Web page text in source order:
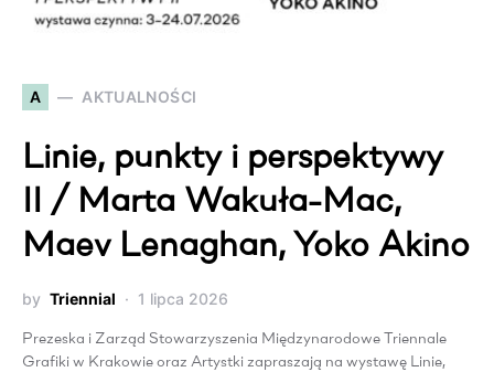
A AKTUALNOŚCI
Linie, punkty i perspektywy
II / Marta Wakuła-Mac,
Maev Lenaghan, Yoko Akino
by Triennial 1 lipca 2026
Prezeska i Zarząd Stowarzyszenia Międzynarodowe Triennale
Grafiki w Krakowie oraz Artystki zapraszają na wystawę Linie,